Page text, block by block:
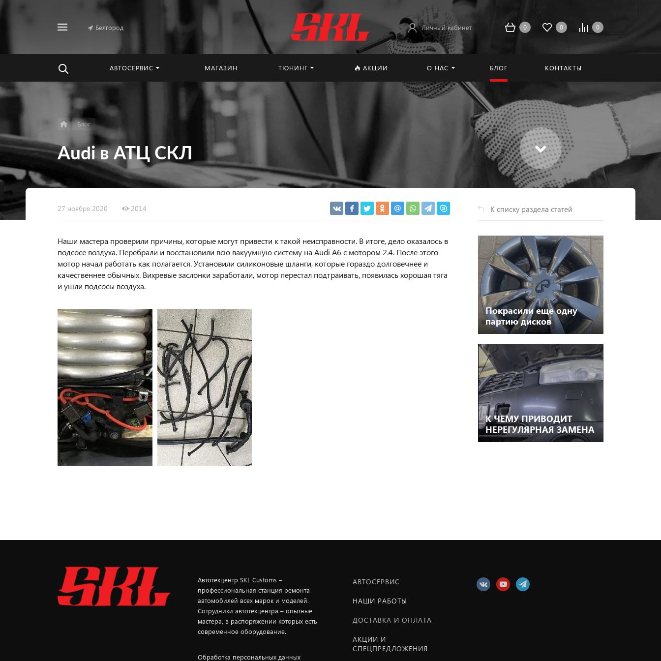
Белгород Личный кабинет 0 0 0
АВТОСЕРВИС МАГАЗИН ТЮНИНГ АКЦИИ О НАС БЛОГ КОНТАКТЫ
Блог
Audi в АТЦ СКЛ
27 ноября 2020 2014
Наши мастера проверили причины, которые могут привести к такой неисправности. В итоге, дело оказалось в
подсосе воздуха. Перебрали и восстановили всю вакуумную систему на Audi A6 с мотором 2.4. После этого
мотор начал работать как полагается. Установили силиконовые шланги, которые гораздо долговечнее и
качественнее обычных. Вихревые заслонки заработали, мотор перестал подтраивать, появилась хорошая тяга
и ушли подсосы воздуха.
К списку раздела статей
Покрасили еще одну
партию дисков
К ЧЕМУ ПРИВОДИТ
НЕРЕГУЛЯРНАЯ ЗАМЕНА
МАСЛА В ВАРИАТОРЕ
Автотехцентр SKL Customs –
профессиональная станция ремонта
автомобилей всех марок и моделей.
Сотрудники автотехцентра – опытные
мастера, в распоряжении которых есть
современное оборудование.
Обработка персональных данных
АВТОСЕРВИС
НАШИ РАБОТЫ
ДОСТАВКА И ОПЛАТА
АКЦИИ И
СПЕЦПРЕДЛОЖЕНИЯ